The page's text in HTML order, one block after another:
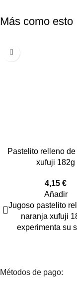
Más como esto
Pastelito relleno
xufuji 182g
4,15 €
Añadir
Jugoso pastelito
naranja xufuji
experimenta su
Métodos de pago: